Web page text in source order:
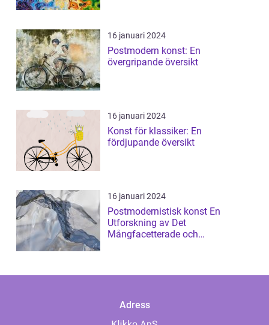
16 januari 2024
Postmodern konst: En
övergripande översikt
16 januari 2024
Konst för klassiker: En
fördjupande översikt
16 januari 2024
Postmodernistisk konst En
Utforskning av Det
Mångfacetterade och
Adress